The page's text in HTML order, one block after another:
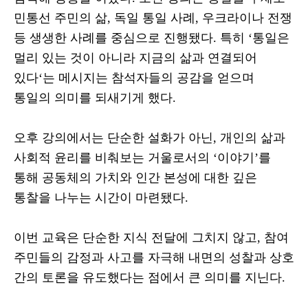
민통선 주민의 삶, 독일 통일 사례 , 우크라이나 전쟁
등 생생한 사례를 중심으로 진행됐다. 특히 ‘통일은
멀리 있는 것이 아니라 지금의 삶과 연결되어
있다‘는 메시지는 참석자들의 공감을 얻으며
통일의 의미를 되새기게 했다.
오후 강의에서는 단순한 설화가 아닌, 개인의 삶과
사회적 윤리를 비춰보는 거울로서의 ‘이야기 ’를
통해 공동체의 가치와 인간 본성에 대한 깊은
통찰을 나누는 시간이 마련됐다.
이번 교육은 단순한 지식 전달에 그치지 않고, 참여
주민들의 감정과 사고를 자극해 내면의 성찰과 상호
간의 토론을 유도했다는 점에서 큰 의미를 지닌다.